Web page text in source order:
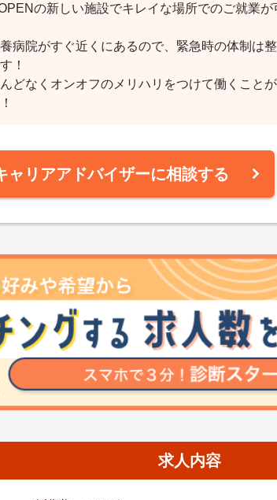
の新しい施設でキレイな場所でのご就業が
病院がすぐ近くにあるので、緊急時の体制は
！
どなくオンオフのメリハリをつけて働くこと
ャリアアドバイザーに相談する
求人内容